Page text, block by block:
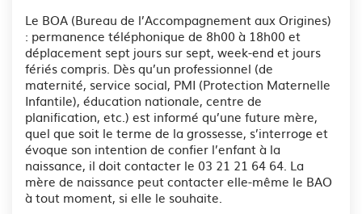
Le BOA (Bureau de l’Accompagnement aux Origines)
: permanence téléphonique de 8h00 à 18h00 et
déplacement sept jours sur sept, week-end et jours
fériés compris. Dès qu’un professionnel (de
maternité, service social, PMI (Protection Maternelle
Infantile), éducation nationale, centre de
planification, etc.) est informé qu’une future mère,
quel que soit le terme de la grossesse, s’interroge et
évoque son intention de confier l’enfant à la
naissance, il doit contacter le 03 21 21 64 64. La
mère de naissance peut contacter elle-même le BAO
à tout moment, si elle le souhaite.